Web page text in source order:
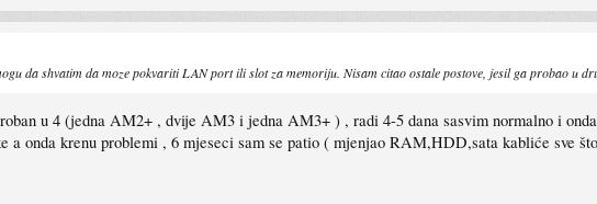
da shvatim da moze pokvariti LAN port ili slot za memoriju. Nisam citao ostale postove, jesil ga probao u
u 4 (jedna AM2+ , dvije AM3 i jedna AM3+ ) , radi 4-5 dana sasvim normalno i
a onda krenu problemi , 6 mjeseci sam se patio ( mjenjao RAM,HDD,sata kabliće sve